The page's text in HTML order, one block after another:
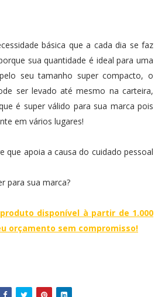
básica que a cada dia se faz
sua quantidade é ideal para uma
seu tamanho super compacto, o
ser levado até mesmo na carteira,
é super válido para sua marca pois
em vários lugares!
que apoia a causa do cuidado pessoal
para sua marca?
disponível à partir de 1.000
orçamento sem compromisso!